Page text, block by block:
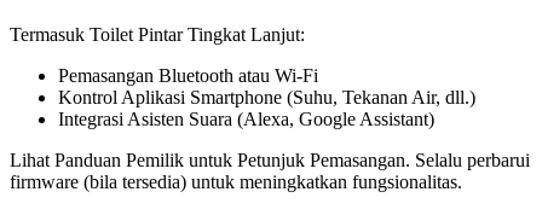
Termasuk Toilet Pintar Tingkat Lanjut:
Pemasangan Bluetooth atau Wi-Fi
Kontrol Aplikasi Smartphone (Suhu, Tekanan Air, dll.)
Integrasi Asisten Suara (Alexa, Google Assistant)
Lihat Panduan Pemilik untuk Petunjuk Pemasangan. Selalu perbarui
firmware (bila tersedia) untuk meningkatkan fungsionalitas.